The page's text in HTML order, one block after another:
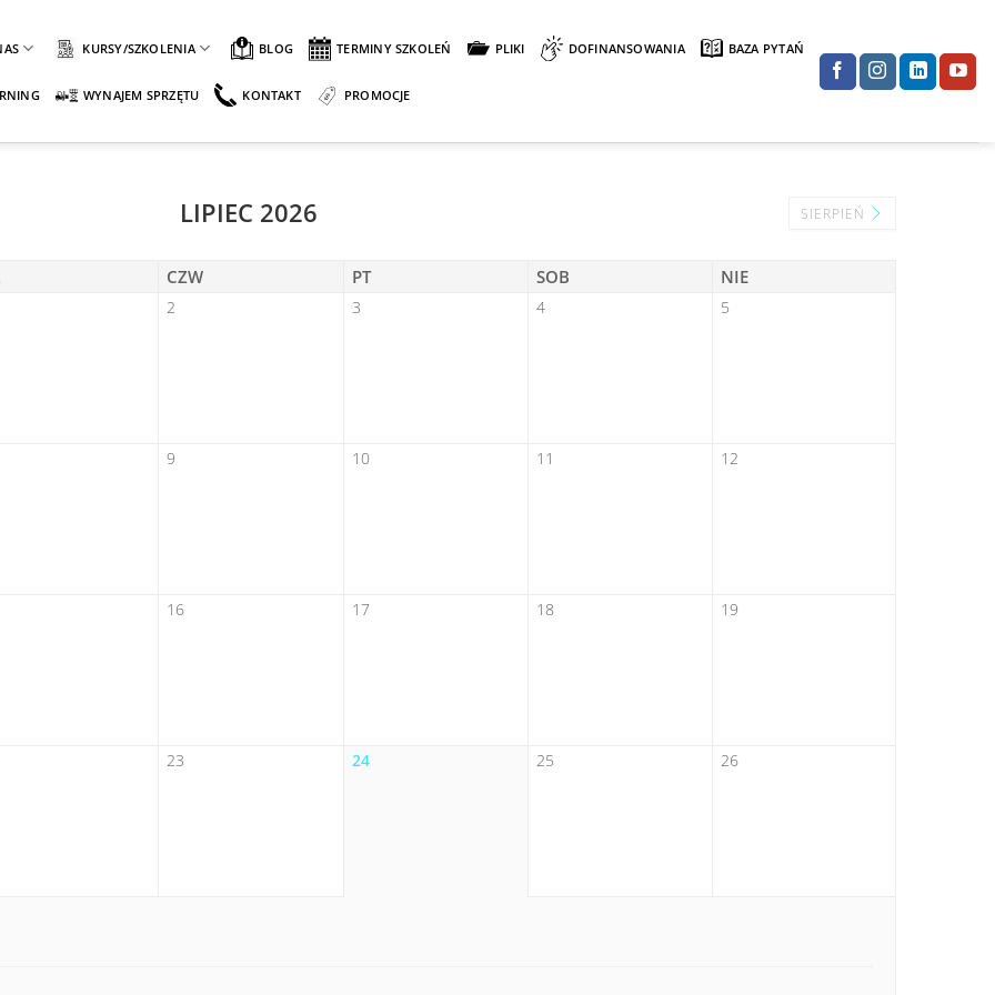
KURSY/SZKOLENIA BLOG TERMINY SZKOLEŃ PLIKI DOFINANSOWANIA BAZA PYTAŃ
WYNAJEM SPRZĘTU KONTAKT PROMOCJE
LIPIEC 2026 SIERPIEŃ
CZW PT SOB NIE
2 3 4 5
9 10 11 12
16 17 18 19
23 24 25 26